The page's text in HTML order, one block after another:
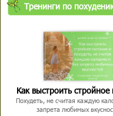
Тренинги по
Как выстроить стройное
Похудеть, не считая каждую
запрета любимых